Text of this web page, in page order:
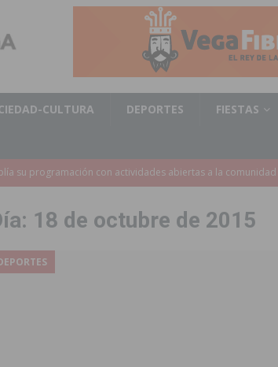
CULTURA DEPORTES FIESTAS
más de 737.000 euros en Pilar de la Horadada
de Los Montesinos abrirá en septiembre el último plazo
de Carteles de las Fiestas Patronales de Pilar de la
una programación de actividades deportivas, culturales y
18 de octubre de 2015